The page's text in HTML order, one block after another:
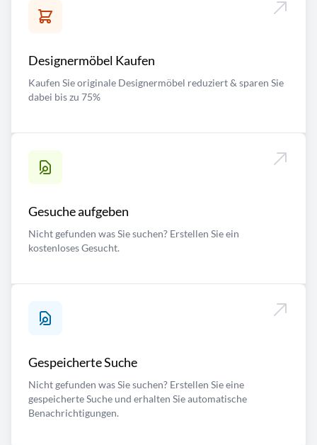
Designermöbel Kaufen
Kaufen Sie originale Designermöbel reduziert & sparen Sie
dabei bis zu 75%
Gesuche aufgeben
Nicht gefunden was Sie suchen? Erstellen Sie ein
kostenloses Gesucht.
Gespeicherte Suche
Nicht gefunden was Sie suchen? Erstellen Sie eine
gespeicherte Suche und erhalten Sie automatische
Benachrichtigungen.